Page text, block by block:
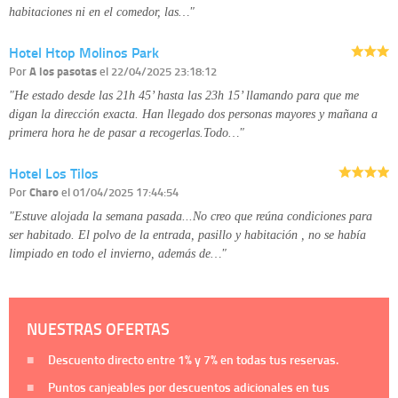
habitaciones ni en el comedor, las…"
Hotel Htop Molinos Park
PorA los pasotasel 22/04/2025 23:18:12
"He estado desde las 21h 45’ hasta las 23h 15’ llamando para que me
digan la dirección exacta. Han llegado dos personas mayores y mañana a
primera hora he de pasar a recogerlas.Todo…"
Hotel Los Tilos
PorCharoel 01/04/2025 17:44:54
"Estuve alojada la semana pasada...No creo que reúna condiciones para
ser habitado. El polvo de la entrada, pasillo y habitación , no se había
limpiado en todo el invierno, además de…"
NUESTRAS OFERTAS
Descuento directo entre 1%y 7%en todas tus reservas.
Puntos canjeables por descuentos adicionales en tus